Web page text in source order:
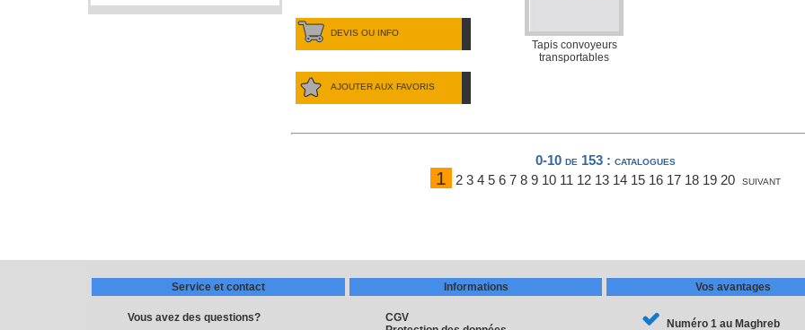
DEVIS OU INFO
AJOUTER AUX FAVORIS
Tapis convoyeurs
transportables
0-10 de 153: catalogues
1 2 3 4 5 6 7 8 9 10 11 12 13 14 15 16 17 18 19 20 suivant
Service et contact Informations Vos avantages
Vous avez des questions?
CGV
Numéro 1 au Maghreb